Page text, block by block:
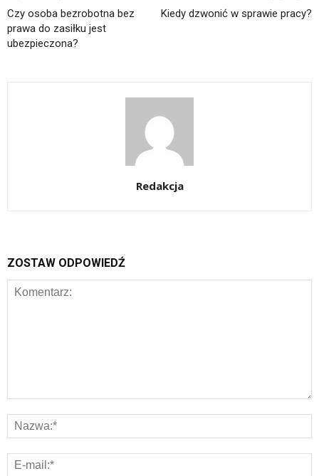
Czy osoba bezrobotna bez
prawa do zasiłku jest
ubezpieczona?
Kiedy dzwonić w sprawie pracy?
Redakcja
ZOSTAW ODPOWIEDŹ